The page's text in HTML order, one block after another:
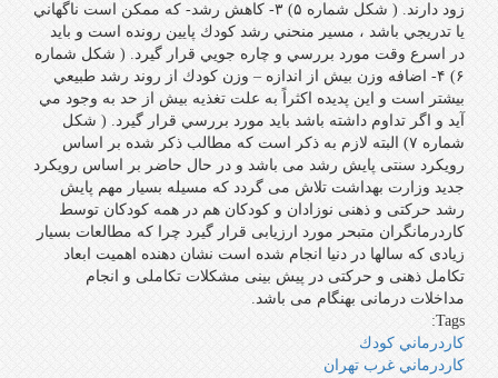
زود دارند. ( شكل شماره ۵) ۳- كاهش رشد- كه ممكن است ناگهاني
يا تدريجي باشد ، مسير منحني رشد كودك پايين رونده است و بايد
در اسرع وقت مورد بررسي و چاره جويي قرار گيرد. ( شكل شماره
۶) ۴- اضافه وزن بيش از اندازه – وزن كودك از روند رشد طبيعي
بيشتر است و اين پديده اكثراً به علت تغذيه بيش از حد به وجود مي
آيد و اگر تداوم داشته باشد بايد مورد بررسي قرار گيرد. ( شكل
شماره ۷) البته لازم به ذکر است که مطالب ذکر شده بر اساس
رویکرد سنتی پایش رشد می باشد و در حال حاضر بر اساس رویکرد
جدید وزارت بهداشت تلاش می گردد که مسیله بسیار مهم پایش
رشد حرکتی و ذهنی نوزادان و کودکان هم در همه کودکان توسط
کاردرمانگران متبحر مورد ارزیابی قرار گیرد چرا که مطالعات بسیار
زیادی که سالها در دنیا انجام شده است نشان دهنده اهمیت ابعاد
تکامل ذهنی و حرکتی در پیش بینی مشکلات تکاملی و انجام
مداخلات درمانی بهنگام می باشد.
Tags:
كاردرماني كودك
كاردرماني غرب تهران